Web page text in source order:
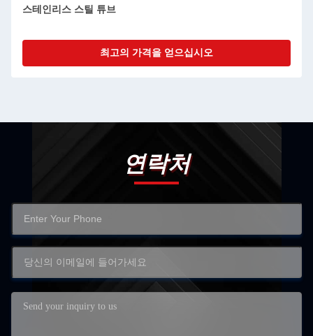
스테인리스 스틸 튜브
최고의 가격을 얻으십시오
연락처